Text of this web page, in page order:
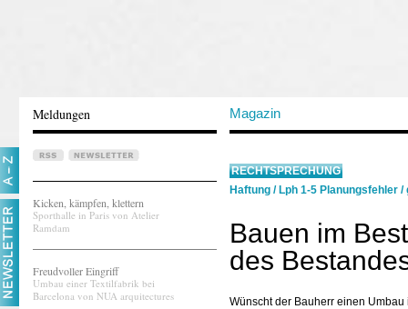
Meldungen Magazin
Kicken, kämpfen, klettern
Sporthalle in Paris von Atelier
Ramdam
Freudvoller Eingriff
Umbau einer Textilfabrik bei
Barcelona von NUA arquitectures
RECHTSPRECHUNG
Haftung / Lph 1-5 Planungsfehler /
Bauen im
des
Wünscht der Bauherr einen